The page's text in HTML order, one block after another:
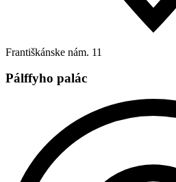
Františkánske nám. 11
Pálffyho palác